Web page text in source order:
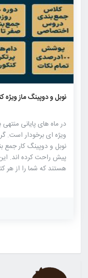
نوبل و دوپینگ ماز ویژه
در ماه های پایانی
ویژه ای برخودار است.
نوبل و دوپینگ کار جمع
پیش راحت کرده اند.
هستند که شما را از هر
ماز خرید خود را انجام